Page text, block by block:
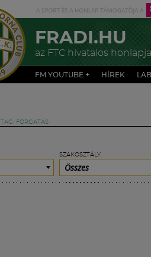
FRADI.HU
az FTC hivatalos honlapja
FM YOUTUBE + HÍREK
TAG: FORGATÁS
SZAKOSZTÁLY
Összes